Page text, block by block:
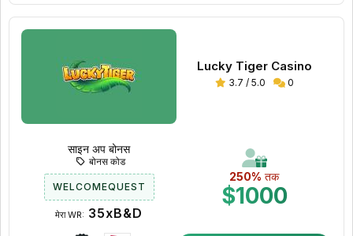
Lucky Tiger Casino
3.7 / 5.0 0
250% तक
$1000
साइन अप बोनस
बोनस कोड
WELCOMEQUEST
मेरा WR: 35xB&D